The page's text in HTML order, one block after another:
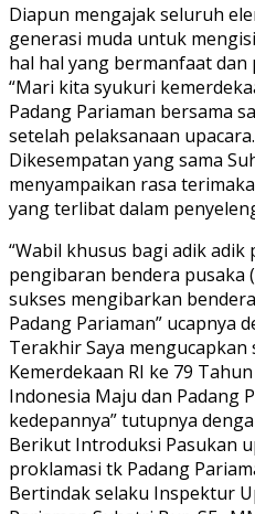
Diapun mengajak seluruh
generasi muda untuk
hal hal yang bermanfaat dan
“Mari kita syukuri
Padang Pariaman bersama
setelah pelaksanaan upacara.
Dikesempatan yang sama
menyampaikan rasa
yang terlibat dalam
“Wabil khusus bagi adik adik
pengibaran bendera pusaka
sukses mengibarkan
Padang Pariaman” ucapnya
Terakhir Saya
Kemerdekaan RI ke 79
Indonesia Maju dan Padang
kedepannya” tutupnya
Berikut Introduksi Pasukan
proklamasi tk Padang
Bertindak selaku Inspektur